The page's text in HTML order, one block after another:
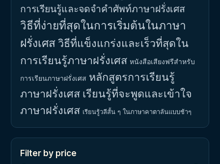
การเรียนรู้และจดจำคำศัพท์ภาษาฝรั่งเศส
วิธีที่ง่ายที่สุดในการเริ่มต้นในภาษา
ฝรั่งเศสวิธีที่แข็งแกร่งและเร็วที่สุดใน
การเรียนรู้ภาษาฝรั่งเศส หนังสือเสียงฟรีสำหรับ
การเรียนภาษาฝรั่งเศส หลักสูตรการเรียนรู้
ภาษาฝรั่งเศส เรียนรู้ที่จะพูดและเข้าใจ
ภาษาฝรั่งเศส เรียนรู้วลีสั้น ๆ ในภาษาคาตาลันแบบช้าๆ
Filter by price